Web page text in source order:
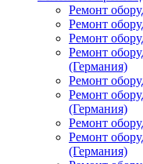
Ремонт
Ремонт
Ремонт
Ремонт
(Германия)
Ремонт
Ремонт
(Германия)
Ремонт
Ремонт
(Германия)